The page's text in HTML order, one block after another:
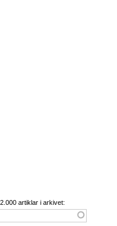
artiklar i arkivet: